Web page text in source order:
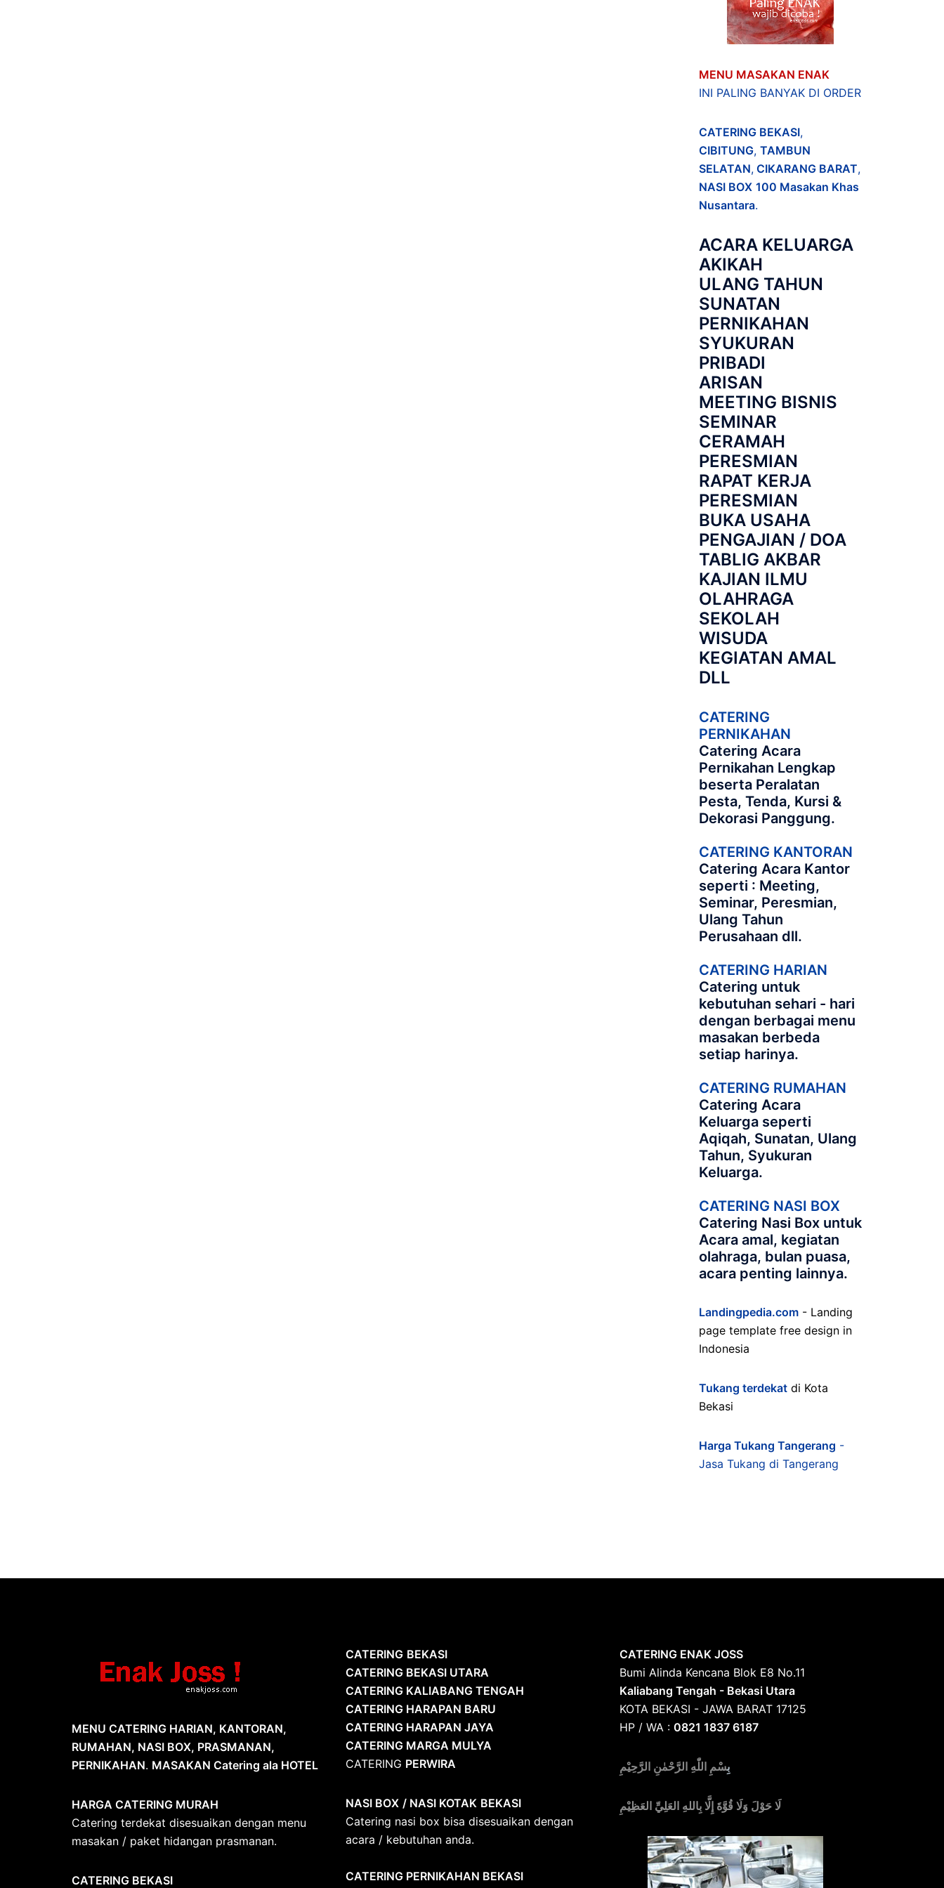
MENU MASAKAN ENAK
INI PALING BANYAK DI ORDER
CATERING BEKASI,
CIBITUNG, TAMBUN
SELATAN,CIKARANG BARAT,
NASI BOX 100 Masakan Khas
Nusantara.
ACARA KELUARGA
AKIKAH
ULANG TAHUN
SUNATAN
PERNIKAHAN
SYUKURAN
PRIBADI
ARISAN
MEETING BISNIS
SEMINAR
CERAMAH
PERESMIAN
RAPAT KERJA
PERESMIAN
BUKA USAHA
PENGAJIAN / DOA
TABLIG AKBAR
KAJIAN ILMU
OLAHRAGA
SEKOLAH
WISUDA
KEGIATAN AMAL
DLL
CATERING
PERNIKAHAN
Catering Acara
Pernikahan Lengkap
beserta Peralatan
Pesta, Tenda, Kursi &
Dekorasi Panggung.
CATERING KANTORAN
Catering Acara Kantor
seperti : Meeting,
Seminar, Peresmian,
Ulang Tahun
Perusahaan dll.
CATERING HARIAN
Catering untuk
kebutuhan sehari - hari
dengan berbagai menu
masakan berbeda
setiap harinya.
CATERING RUMAHAN
Catering Acara
Keluarga seperti
Aqiqah, Sunatan, Ulang
Tahun, Syukuran
Keluarga.
CATERING NASI BOX
Catering Nasi Box untuk
Acara amal, kegiatan
olahraga, bulan puasa,
acara penting lainnya.
Landingpedia.com - Landing
page template free design in
Indonesia
Tukang terdekatdi Kota
Bekasi
Harga Tukang Tangerang -
Jasa Tukang di Tangerang
MENU CATERING HARIAN, KANTORAN,
RUMAHAN, NASI BOX, PRASMANAN,
PERNIKAHAN. MASAKAN Catering ala HOTEL
HARGA CATERING MURAH
Catering terdekat disesuaikan dengan menu
masakan / paket hidangan prasmanan.
CATERING BEKASI
CATERING BEKASI
CATERING BEKASI UTARA
CATERING KALIABANG TENGAH
CATERING HARAPAN BARU
CATERING HARAPAN JAYA
CATERING MARGA MULYA
CATERING PERWIRA
NASI BOX / NASI KOTAK BEKASI
Catering nasi box bisa disesuaikan dengan
acara / kebutuhan anda.
CATERING PERNIKAHAN BEKASI
CATERING ENAK JOSS
Bumi Alinda Kencana Blok E8 No.11
Kaliabang Tengah - Bekasi Utara
KOTA BEKASI - JAWA BARAT 17125
HP / WA : 0821 1837 6187
بِسْمِ اللّٰهِ الرَّحْمٰنِ الرَّحِيْمِ
لَا حَوْلَ وَلَا قُوَّةَ إِلَّا بِاللهِ العَلِيِّ العَظِيْمِ